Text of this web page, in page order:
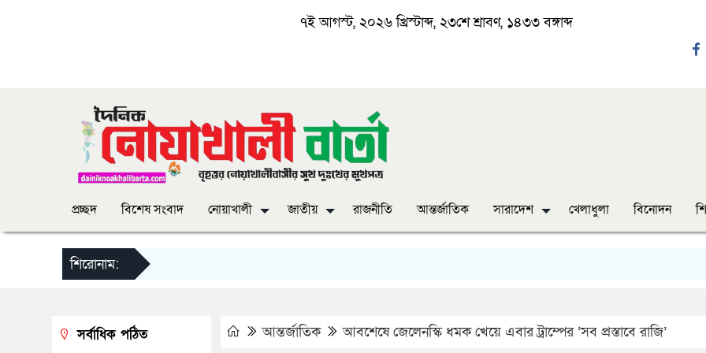
৭ই আগস্ট, ২০২৬ খ্রিস্টাব্দ, ২৩শে শ্রাবণ, ১৪৩৩ বঙ্গাব্দ
প্রচ্ছদ বিশেষ সংবাদ নোয়াখালী জাতীয় রাজনীতি আন্তর্জাতিক সারাদেশ খেলাধুলা বিনোদন
শিরোনাম:
আন্তর্জাতিক আবশেষে জেলেনস্কি ধমক খেয়ে এবার ট্রাম্পের ‘সব প্রস্তাবে রাজি’
সর্বাধিক পঠিত